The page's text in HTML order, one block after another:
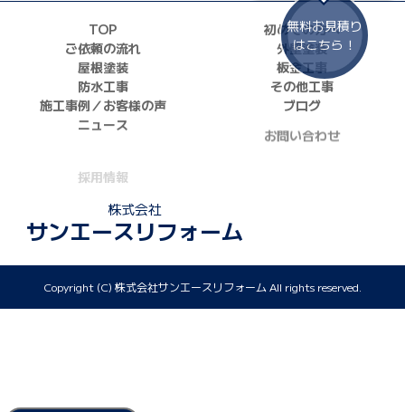
TOP
初めての方へ
ご依頼の流れ
外壁塗装
屋根塗装
板金工事
防水工事
その他工事
施工事例／お客様の声
ブログ
ニュース
正しい業者の選び方
株式会社
サンエースリフォーム
Copyright (C) 株式会社サンエースリフォーム All rights reserved.
無料お見積り
はこちら！